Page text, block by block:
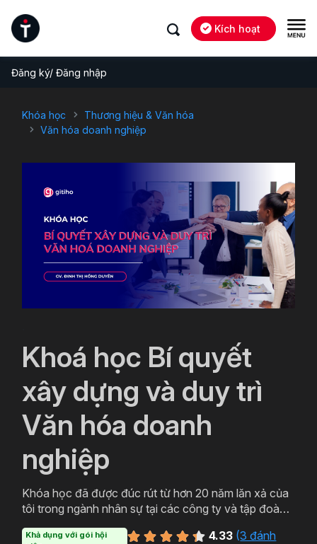
Kích hoạt
Đăng ký/ Đăng nhập
Khóa học
Thương hiệu & Văn hóa
Văn hóa doanh nghiệp
Khoá học Bí quyết
xây dựng và duy trì
Văn hóa doanh
nghiệp
Khóa học đã được đúc rút từ hơn 20 năm lăn xả của
tôi trong ngành nhân sự tại các công ty và tập đoàn
công nghệ VMG và trở thành bảo bổi dắt lưng cùng
Khả dụng với gói hội
4.33 (3 đánh